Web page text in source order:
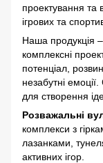
проектування та
ігрових та
Наша продукція
комплексні
потенціал,
незабутні
для створення
Розважальні
комплекси з
лазанками,
активних ігор.